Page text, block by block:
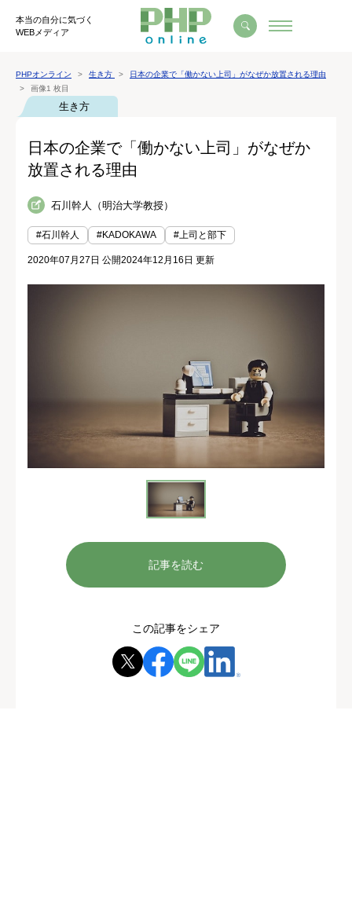
本当の自分に気づく
WEBメディア
PHPオンライン 生き方
日本の企業で「働かない上司」がなぜか放置される理由
画像1 枚目
生き方
日本の企業で「働かない上司」がなぜか
放置される理由
石川幹人（明治大学教授）
#石川幹人 #KADOKAWA #上司と部下
2020年07月27日 公開2024年12月16日 更新
記事を読む
この記事をシェア